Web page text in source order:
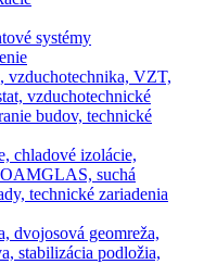
systémy
vzduchotechnika, VZT,
vzduchotechnické
budov, technické
chladové izolácie,
suchá
technické zariadenia
dvojosová geomreža,
stabilizácia podložia,